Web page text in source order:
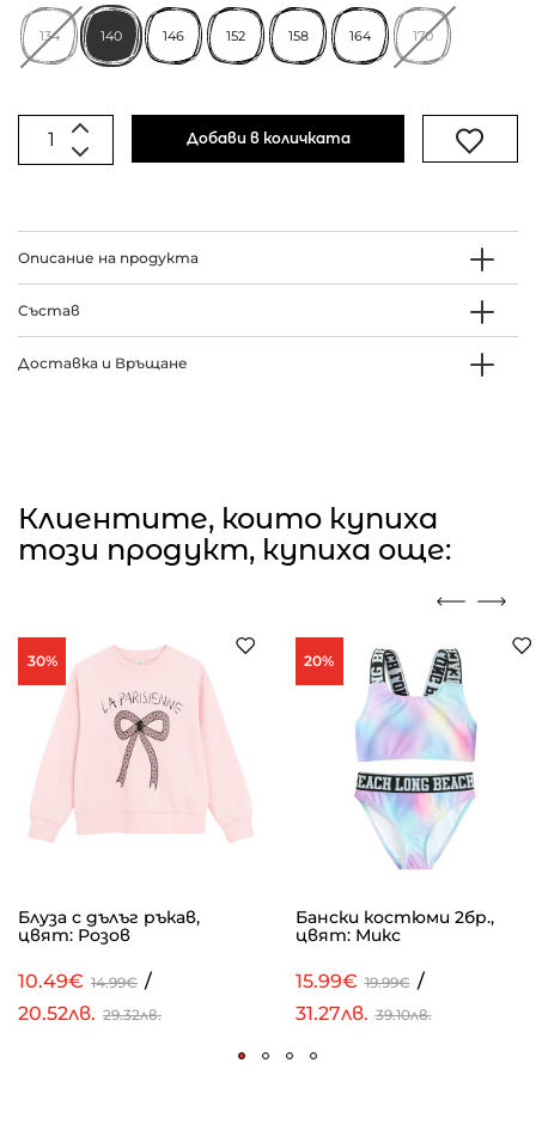
134 140 146 152 158 164 170
Добави в количката
Описание на продукта
Състав
Доставка и Връщане
Клиентите, които купиха
този продукт, купиха още:
30%
Блуза с дълъг ръкав,
цвят: Розов
10.49€ 14.99€ /
20.52лв. 29.32лв.
20%
Бански костюми 2бр.,
цвят: Микс
15.99€ 19.99€ /
31.27лв. 39.10лв.